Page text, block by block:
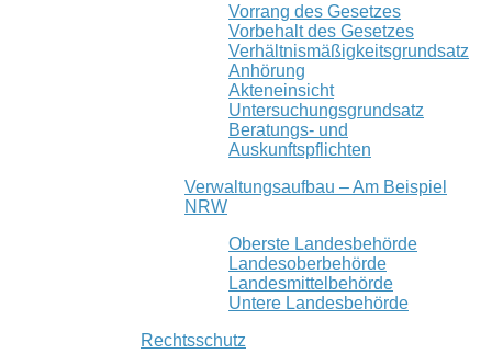
Vorrang des Gesetzes
Vorbehalt des Gesetzes
Verhältnismäßigkeitsgrundsatz
Anhörung
Akteneinsicht
Untersuchungsgrundsatz
Beratungs- und
Auskunftspflichten
Verwaltungsaufbau – Am Beispiel
NRW
Oberste Landesbehörde
Landesoberbehörde
Landesmittelbehörde
Untere Landesbehörde
Rechtsschutz